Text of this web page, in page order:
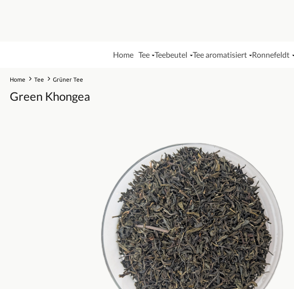
Home Tee Teebeutel Tee aromatisiert Ronnefeldt
Home Tee Grüner Tee
Green Khongea